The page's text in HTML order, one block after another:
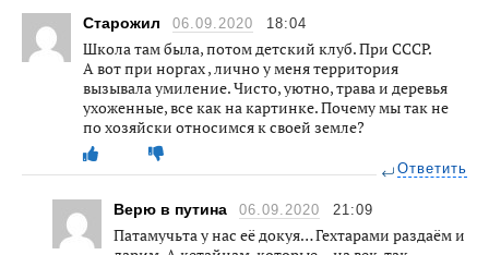
Старожил 06.09.2020 18:04
Школа там была, потом детский клуб. При СССР.
А вот при норгах , лично у меня территория
вызывала умиление. Чисто, уютно, трава и деревья
ухоженные, все как на картинке. Почему мы так не
по хозяйски относимся к своей земле?
Ответить
Верю в путина 06.09.2020 21:09
Патамучьта у нас её докуя… Гехтарами раздаём и